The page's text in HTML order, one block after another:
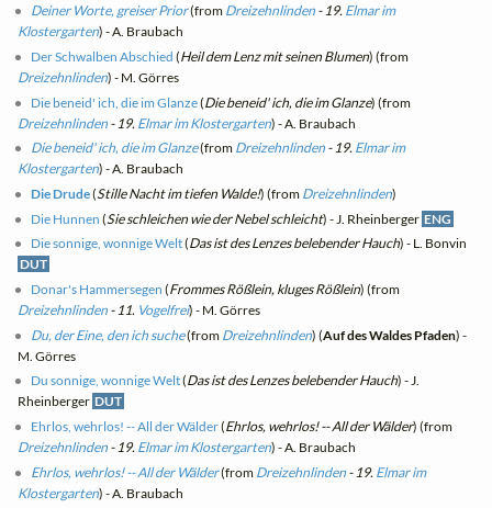
Deiner Worte, greiser Prior(from Dreizehnlinden - 19. Elmar im
Klostergarten) - A. Braubach
Der Schwalben Abschied (Heil dem Lenz mit seinen Blumen) (from
Dreizehnlinden) - M. Görres
Die beneid' ich, die im Glanze(Die beneid' ich, die im Glanze) (from
Dreizehnlinden - 19. Elmar im Klostergarten) - A. Braubach
Die beneid' ich, die im Glanze(from Dreizehnlinden - 19. Elmar im
Klostergarten) - A. Braubach
Die Drude(Stille Nacht im tiefen Walde!) (from Dreizehnlinden)
Die Hunnen (Sie schleichen wie der Nebel schleicht) - J. Rheinberger ENG
Die sonnige, wonnige Welt(Das ist des Lenzes belebender Hauch) - L. Bonvin
DUT
Donar's Hammersegen (Frommes Rößlein, kluges Rößlein) (from
Dreizehnlinden - 11. Vogelfrei) - M. Görres
Du, der Eine, den ich suche(from Dreizehnlinden) (Auf des Waldes Pfaden) -
M. Görres
Du sonnige, wonnige Welt(Das ist des Lenzes belebender Hauch) - J.
Rheinberger DUT
Ehrlos, wehrlos! -- All der Wälder(Ehrlos, wehrlos! -- All der Wälder) (from
Dreizehnlinden - 19. Elmar im Klostergarten) - A. Braubach
Ehrlos, wehrlos! -- All der Wälder(from Dreizehnlinden - 19. Elmar im
Klostergarten) - A. Braubach